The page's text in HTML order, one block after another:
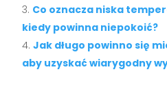
Co oznacza niska
kiedy powinna niepokoić?
Jak długo powinno się
aby uzyskać wiarygodny